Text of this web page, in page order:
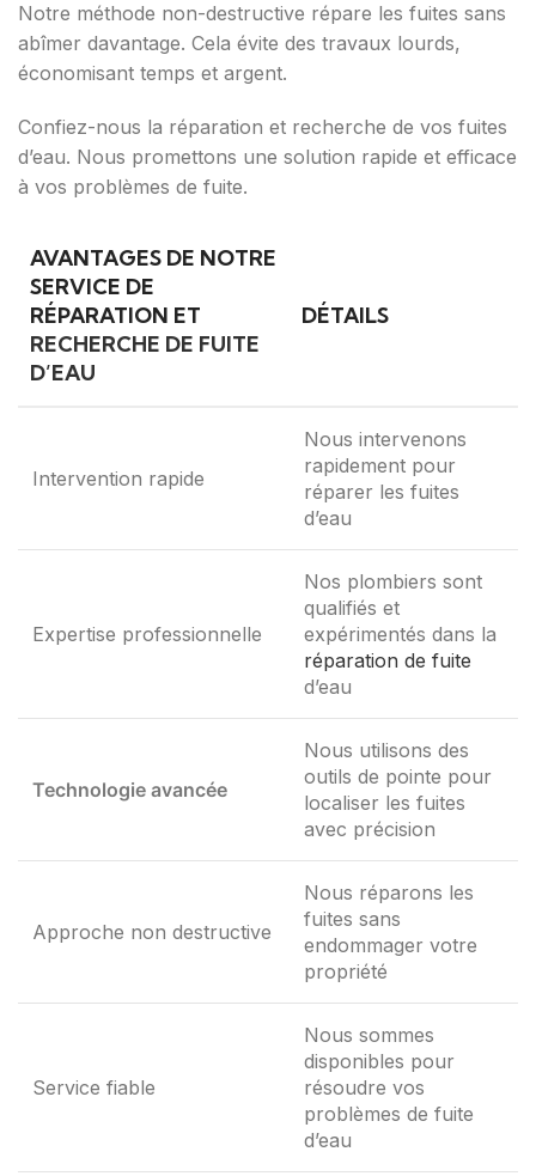
Notre méthode non-destructive répare les fuites sans
abîmer davantage. Cela évite des travaux lourds,
économisant temps et argent.
Confiez-nous la réparation et recherche de vos fuites
d’eau. Nous promettons une solution rapide et efficace
à vos problèmes de fuite.
AVANTAGES DE NOTRE
SERVICE DE
RÉPARATION ET
RECHERCHE DE FUITE
D’EAU
DÉTAILS
Intervention rapide
Nous intervenons
rapidement pour
réparer les fuites
d’eau
Expertise professionnelle
Nos plombiers sont
qualifiés et
expérimentés dans la
réparation de fuite
d’eau
Technologie avancée
Nous utilisons des
outils de pointe pour
localiser les fuites
avec précision
Approche non destructive
Nous réparons les
fuites sans
endommager votre
propriété
Service fiable
Nous sommes
disponibles pour
résoudre vos
problèmes de fuite
d’eau